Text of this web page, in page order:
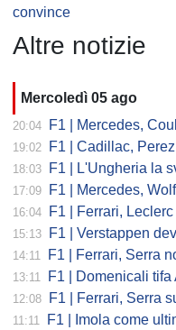
convince
Altre notizie
Mercoledì 05 ago
20:04 F1 | Mercedes, Coulthard
19:02 F1 | Cadillac,
18:03 F1 | L'Ungheria la
17:09 F1 | Mercedes, Wolff
16:04 F1 | Ferrari,
15:13 F1 | Verstappen deve
14:11 F1 | Ferrari, Serra non
13:11 F1 | Domenicali tifa
12:08 F1 | Ferrari, Serra
11:11 F1 | Imola come ultimo